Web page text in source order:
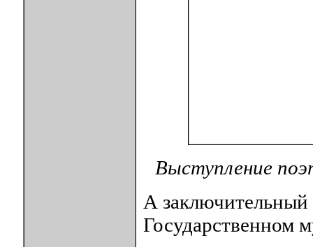
Выступление
А заключительный
Государственном